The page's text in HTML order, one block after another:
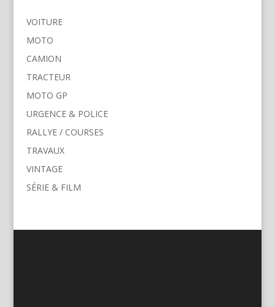
VOITURE
MOTO
CAMION
TRACTEUR
MOTO GP
URGENCE & POLICE
RALLYE / COURSES
TRAVAUX
VINTAGE
SÉRIE & FILM